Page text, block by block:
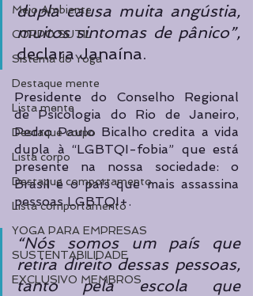
Meio Ambiente
CORPO SUTIL
Sistema do Yoga
Destaque mente
Lista mente
Destaque corpo
Lista corpo
Destaque comportamento
Lista comportamento
YOGA PARA EMPRESAS
SUSTENTABILIDADE
EXCLUSIVO MEMBROS
dupla causa muita angústia,
declara Janaína.
Presidente do Conselho Regional
de Psicologia do Rio de Janeiro,
Pedro Paulo Bicalho credita a vida
dupla à “LGBTQI-fobia” que está
presente na nossa sociedade: o
Brasil é o país que mais assassina
pessoas LGBTQI+.
“Nós somos um país que
retira direito dessas pessoas,
tanto pela escola que